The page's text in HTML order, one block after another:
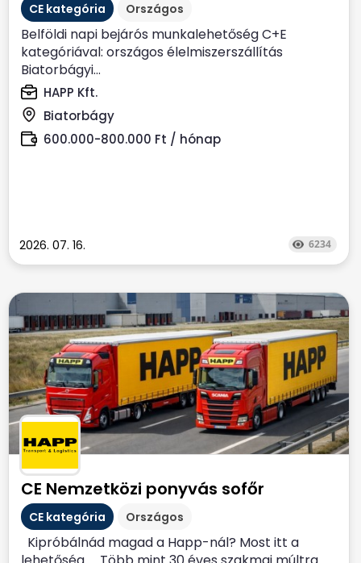
CE kategória Országos
Belföldi napi bejárós munkalehetőség C+E
kategóriával: országos élelmiszerszállítás
Biatorbágyi...
HAPP Kft.
Biatorbágy
600.000-800.000 Ft / hónap
2026. 07. 16. 6234
CE Nemzetközi ponyvás sofőr
CE kategória Országos
Kipróbálnád magad a Happ-nál? Most itt a